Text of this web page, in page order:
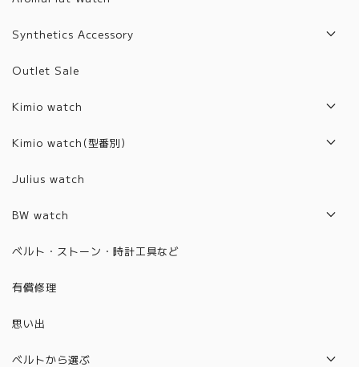
Synthetics Accessory
Artifact List
Outlet Sale
Kimio watch
2017年モデル
2021年モデル
2022年モデル
2023年モデル
Kimio watch(型番別)
Z1001~2000
6301~6400
6401~6500
6501~6600
Julius watch
BW watch
2021年モデル
ベルト・ストーン・時計工具など
有償修理
思い出
ベルトから選ぶ